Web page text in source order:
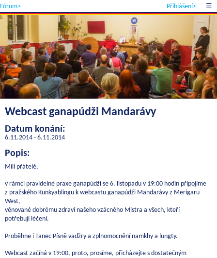
Fórum> Přihlášení> ☰
Webcast ganapúdži Mandarávy
Datum konání:
6.11.2014 - 6.11.2014
Popis:
Milí přátelé,
v rámci pravidelné praxe ganapúdži se 6. listopadu v 19:00 hodin připojíme
z pražského Kunkyablingu k webcastu ganapúdži Mandarávy z Merigaru
West,
věnované dobrému zdraví našeho vzácného Mistra a všech, kteří
potřebují léčení.
Proběhne i Tanec Písně vadžry a zplnomocnění namkhy a lungty.
Webcast začíná v 19:00, proto, prosíme, přicházejte s dostatečným